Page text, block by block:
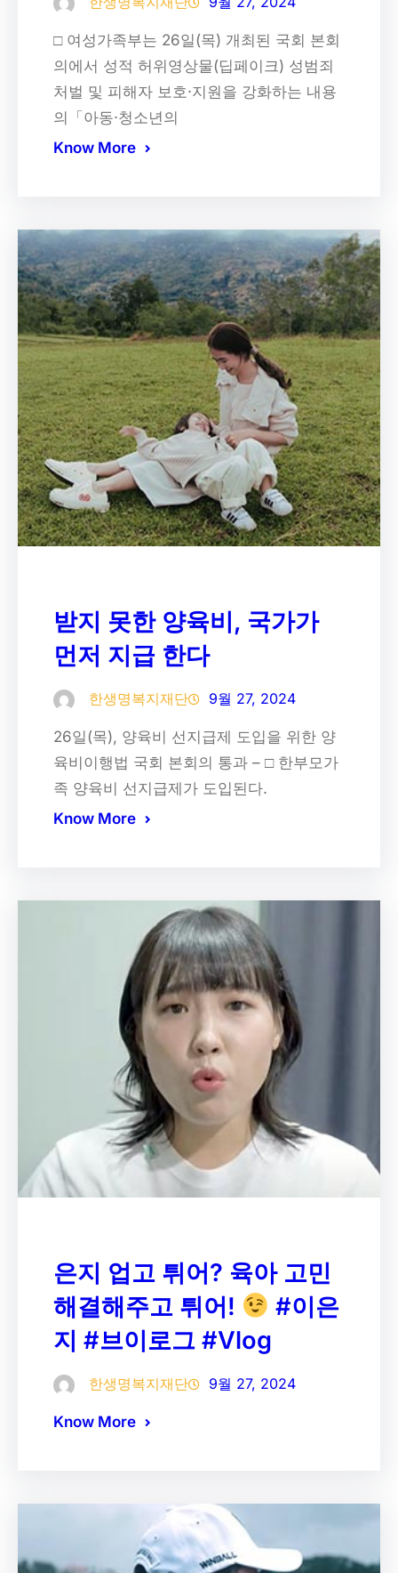
□ 여성가족부는 26일(목) 개최된 국회 본회
의에서 성적 허위영상물(딥페이크) 성범죄
처벌 및 피해자 보호·지원을 강화하는 내용
의「아동·청소년의
Know More
받지 못한 양육비, 국가가
먼저 지급 한다
한생명복지재단 9월 27, 2024
26일(목), 양육비 선지급제 도입을 위한 양
육비이행법 국회 본회의 통과 – □ 한부모가
족 양육비 선지급제가 도입된다.
Know More
은지 업고 튀어? 육아 고민
해결해주고 튀어!
#이은
지 #브이로그 #Vlog
한생명복지재단 9월 27, 2024
Know More